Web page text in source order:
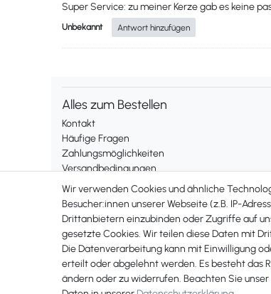
Super Service: zu meiner Kerze gab es keine
Unbekannt Antwort hinzufügen
Alles zum Bestellen
Kontakt
Häufige Fragen
Zahlungsmöglichkeiten
Versandbedingungen
Widerrufsrecht
Vertrag widerrufen
Rechtliches
Impressum
AGB
Wir verwenden Cookies und ähnliche
Besucher:innen unserer Webseite (z.B. IP-
Drittanbietern einzubinden oder Zugriffe auf
gesetzte Cookies. Wir teilen diese Daten mit
Die Datenverarbeitung kann mit Einwilligung
erteilt oder abgelehnt werden. Es besteht das
ändern oder zu widerrufen. Beachten Sie unser